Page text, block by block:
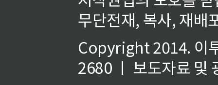
무단전재, 복사, 재배
Copyright 2014. 이
2680 ㅣ 보도자료